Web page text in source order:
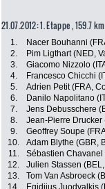
21.07.2012: 1. Etappe , 159.7 km
1. Nacer Bouhanni
2.
Pim Ligthart (NED,
3.
Giacomo Nizzolo
4.
Francesco Chicchi
5.
Adrien Petit (FRA,
6.
Danilo Napolitano
7.
Jens Debusschere
8.
Jean-Pierre Drucker
9.
Geoffrey Soupe
10.
Adam Blythe (GBR,
11.
Sébastien Chavanel
12.
Julien Stassen
13.
Tom Van Asbroeck